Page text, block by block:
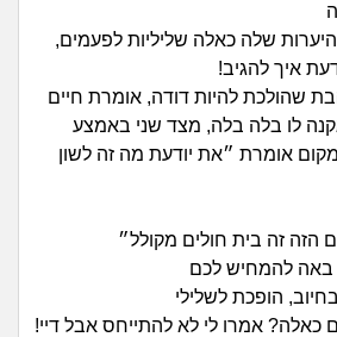
מתחם הטיפים
מדורים
היריון ולידה
הורות ומשפחה
הרשמה |
שלה כאלה שליליות לפעמים,
איך להגיב!
שהולכת להיות דודה, אומרת חיים
לו בלה בלה, מצד שני באמצע
אומרת ״את יודעת מה זה לשון
הזה זה בית חולים מקולל״
באה להמחיש לכם
הופכת לשלילי
כאלה? אמרו לי לא להתייחס אבל דיי!